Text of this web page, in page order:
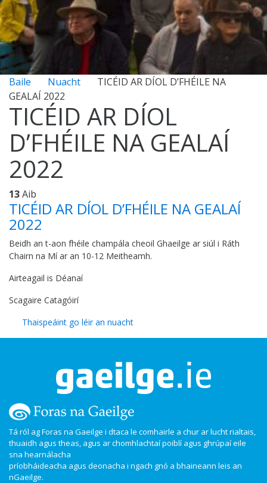
Baile Nuacht
TICÉID AR DÍOL D’FHÉILE NA
GEALAÍ 2022
TICÉID AR DÍOL
D’FHÉILE NA GEALAÍ
2022
13Aib
TICÉID AR DÍOL D’FHÉILE NA GEALAÍ
2022
Beidh an t-aon fhéile champála cheoil Ghaeilge ar siúl i Ráth
Chairn na Mí ar an 10-12 Meitheamh.
Airteagail is Déanaí
Scagaire Catagóirí
Thaispeáint go léir an nuacht
Tá ról ag Foras na Gaeilge i dtaca le comhairle a chur ar lucht rialtais,
thuaidh agus theas, agus ar chomhlachtaí poiblí agus ghrúpaí eile
sna hearnálacha
príobháideacha agus deonacha i ngach gnó a bhaineann leis an
nGaeilge.